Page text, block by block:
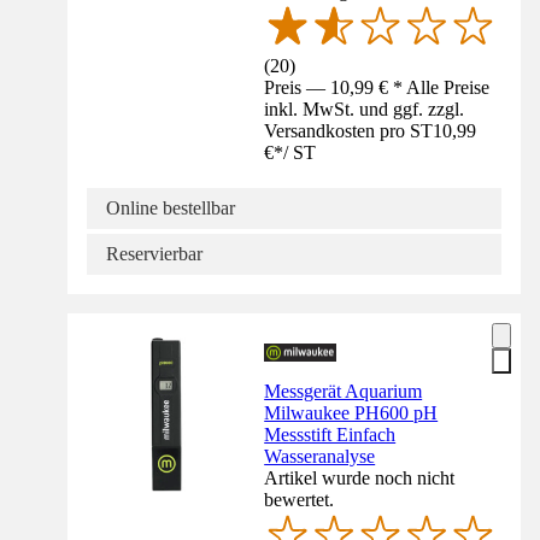
(20)
Preis — 10,99 € * Alle Preise
inkl. MwSt. und ggf. zzgl.
Versandkosten pro ST10,99
€*/ ST
Online bestellbar
Reservierbar
Messgerät Aquarium
Milwaukee PH600 pH
Messstift Einfach
Wasseranalyse
Artikel wurde noch nicht
bewertet.